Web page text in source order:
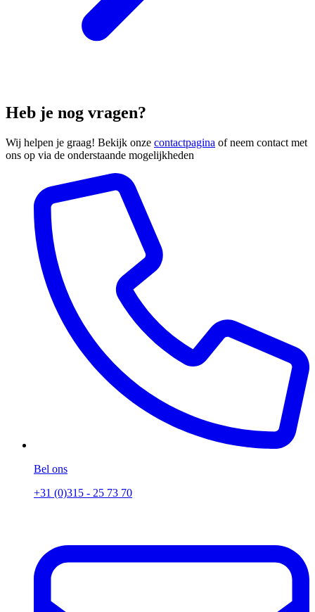
Heb je nog vragen?
Wij helpen je graag! Bekijk onze contactpagina of neem contact met
ons op via de onderstaande mogelijkheden
Bel ons
+31 (0)315 - 25 73 70